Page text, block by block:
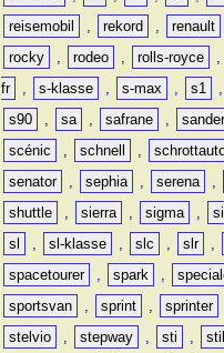
reisemobil
, rekord , renault
rocky
, rodeo , rolls-royce ,
fr
, s-klasse , s-max , s1 ,
s90
, sa , safrane ,
scénic
, schnell ,
senator
, sephia , serena ,
shuttle
, sierra , sigma ,
sl
, sl-klasse , slc , slr ,
spacetourer
, spark ,
sportsvan
, sprint , sprinter
stelvio
, stepway , sti ,